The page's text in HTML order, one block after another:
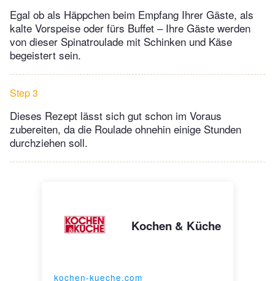
Egal ob als Häppchen beim Empfang Ihrer Gäste, als
kalte Vorspeise oder fürs Buffet – Ihre Gäste werden
von dieser Spinatroulade mit Schinken und Käse
begeistert sein.
Step 3
Dieses Rezept lässt sich gut schon im Voraus
zubereiten, da die Roulade ohnehin einige Stunden
durchziehen soll.
Kochen & Küche
kochen-kueche.com